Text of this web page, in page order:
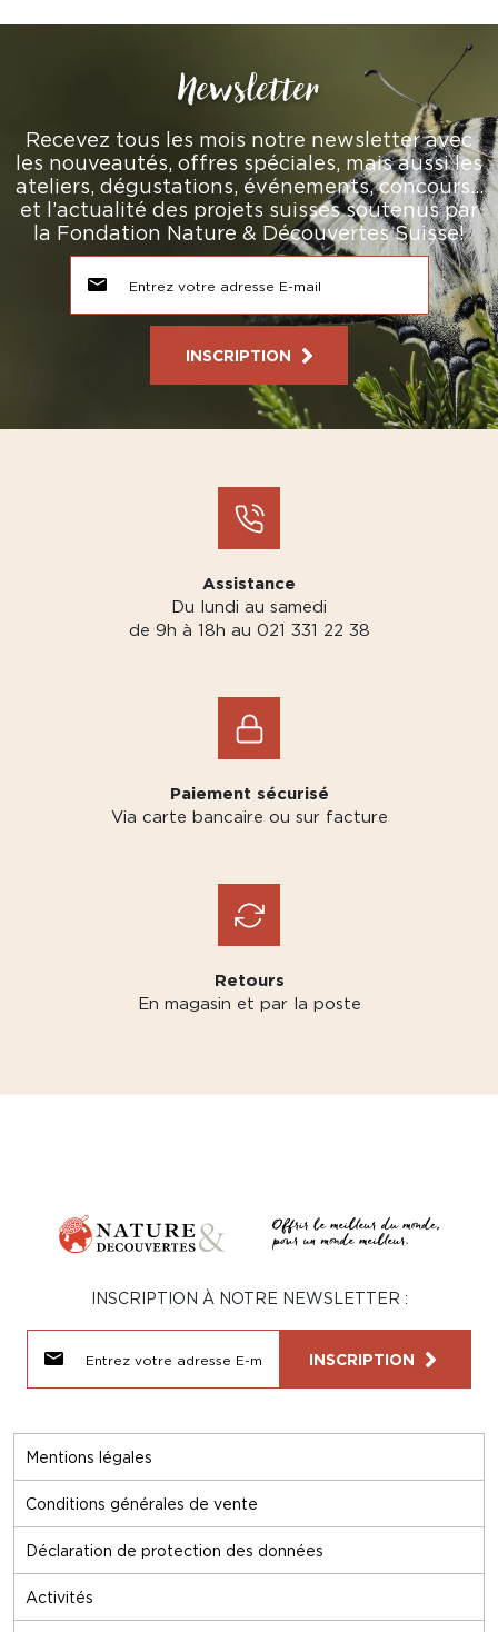
Newsletter
Recevez tous les mois notre newsletter avec
les nouveautés, offres spéciales, mais aussi les
ateliers, dégustations, événements, concours…
et l’actualité des projets suisses soutenus par
la Fondation Nature & Découvertes Suisse!
INSCRIPTION
Assistance
Du lundi au samedi
de 9h à 18h au 021 331 22 38
Paiement sécurisé
Via carte bancaire ou sur facture
Retours
En magasin et par la poste
Mentions légales
Conditions générales de vente
Déclaration de protection des données
Activités
INSCRIPTION À NOTRE NEWSLETTER :
INSCRIPTION